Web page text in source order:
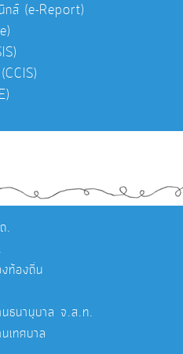
กส์ (e-Report)
.
ท้องถิ่น
ธนานุบาล จ.ส.ท.
ทศบาล